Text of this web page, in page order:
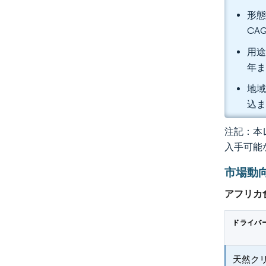
形
用
年
地
込
注記：本
入手可
市場動
アフリカ
ドライバ
天然ク